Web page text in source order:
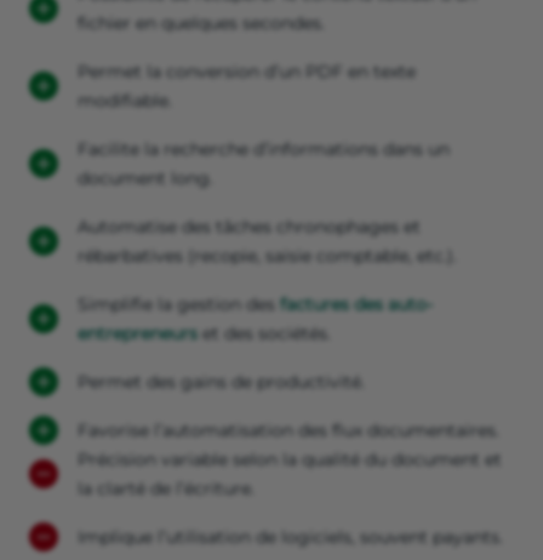
fichier en quelques secondes.
Permet la conversion d’un PDF en texte
modifiable.
Facilite la recherche d’informations dans un
document long.
Automatise des tâches chronophages et
rébarbatives (recopie, saisie comptable, etc.).
Simplifie la gestion des factures des auto-
entrepreneurs et des sociétés.
Permet des gains de productivité.
Favorise l’automatisation des flux documentaires.
Précision variable selon la qualité du document et
la clarté de l’écriture.
Implique l’utilisation de logiciels, souvent payants.